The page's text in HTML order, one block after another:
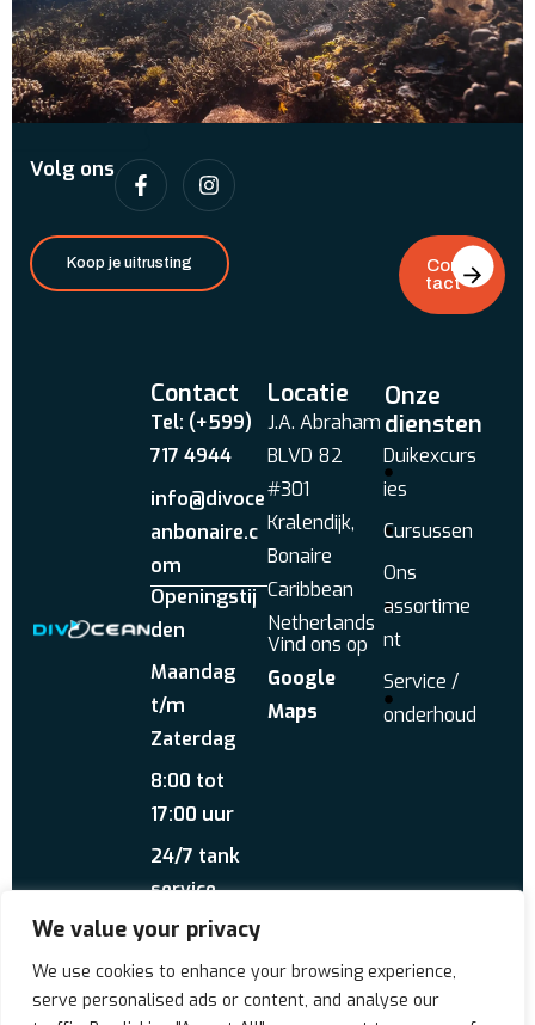
We value your privacy
We use cookies to enhance your browsing experience,
serve personalised ads or content, and analyse our
Volg ons
Koop je uitrusting
Con
tact
Contact
Tel: (+599)
717 4944
info@divoce
anbonaire.c
om
Openingstij
den
Maandag
t/m
Zaterdag
8:00 tot
17:00 uur
24/7 tank
service
Locatie
J.A. Abraham
BLVD 82
#301
Kralendijk,
Bonaire
Caribbean
Netherlands
Vind ons op
Google
Maps
Onze
diensten
Duikexcurs
ies
Cursussen
Ons
assortime
nt
Service /
onderhoud
Over ons Reviews
WhatsApp